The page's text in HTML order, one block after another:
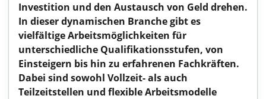
Investition und den Austausch von Geld drehen.
In dieser dynamischen Branche gibt es
vielfältige Arbeitsmöglichkeiten für
unterschiedliche Qualifikationsstufen, von
Einsteigern bis hin zu erfahrenen Fachkräften.
Dabei sind sowohl Vollzeit- als auch
Teilzeitstellen und flexible Arbeitsmodelle